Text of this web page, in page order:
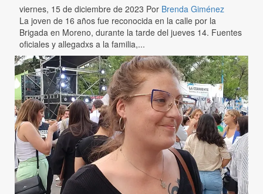
viernes, 15 de diciembre de 2023 Por Brenda Giménez
La joven de 16 años fue reconocida en la calle por la
Brigada en Moreno, durante la tarde del jueves 14. Fuentes
oficiales y allegadxs a la familia,...